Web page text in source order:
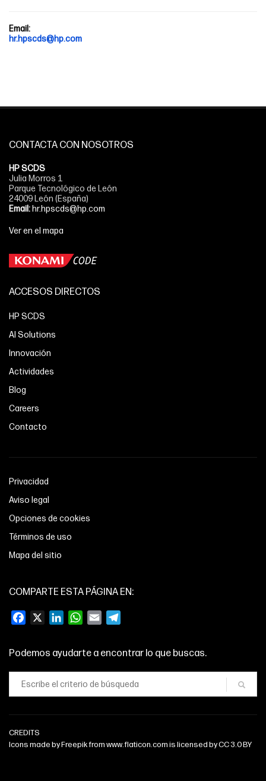
Email:
hr.hpscds@hp.com
CONTACTA CON NOSOTROS
HP SCDS
Julia Morros 1
Parque Tecnológico de León
24009 León (España)
Email: hr.hpscds@hp.com
Ver en el mapa
ACCESOS DIRECTOS
HP SCDS
AI Solutions
Innovación
Actividades
Blog
Careers
Contacto
Privacidad
Aviso legal
Opciones de cookies
Términos de uso
Mapa del sitio
COMPARTE ESTA PÁGINA EN:
Facebook LinkedInWhatsApp
Email
Podemos ayudarte a encontrar lo que buscas.
CREDITS
Icons made byFreepikfrom www.flaticon.com is licensed byCC 3.0 BY